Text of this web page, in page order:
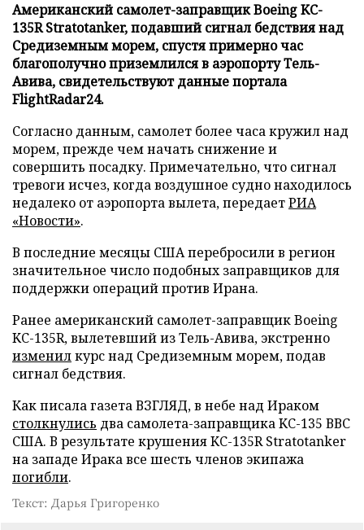
Американский самолет-заправщик Boeing KC-
135R Stratotanker, подавший сигнал бедствия над
Средиземным морем, спустя примерно час
благополучно приземлился в аэропорту Тель-
Авива, свидетельствуют данные портала
FlightRadar24.
Согласно данным, самолет более часа кружил над
морем, прежде чем начать снижение и
совершить посадку. Примечательно, что сигнал
тревоги исчез, когда воздушное судно находилось
недалеко от аэропорта вылета, передаетРИА
«Новости».
В последние месяцы США перебросили в регион
значительное число подобных заправщиков для
поддержки операций против Ирана.
Ранее американский самолет-заправщик Boeing
KC-135R, вылетевший из Тель-Авива, экстренно
изменилкурс над Средиземным морем, подав
сигнал бедствия.
Как писала газета ВЗГЛЯД, в небе над Ираком
столкнулись два самолета-заправщика KC-135 ВВС
США. В результате крушения KC-135R Stratotanker
на западе Ирака все шесть членов экипажа
погибли.
Текст: Дарья Григоренко